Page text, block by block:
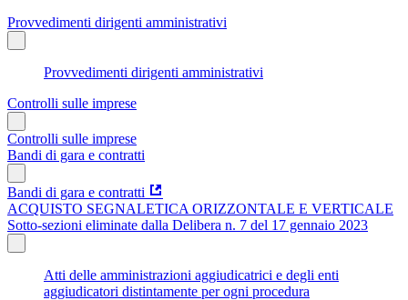
Provvedimenti dirigenti amministrativi
Provvedimenti dirigenti amministrativi
Controlli sulle imprese
Controlli sulle imprese
Bandi di gara e contratti
Bandi di gara e contratti
ACQUISTO SEGNALETICA ORIZZONTALE E VERTICALE
Sotto-sezioni eliminate dalla Delibera n. 7 del 17 gennaio 2023
Atti delle amministrazioni aggiudicatrici e degli enti
aggiudicatori distintamente per ogni procedura